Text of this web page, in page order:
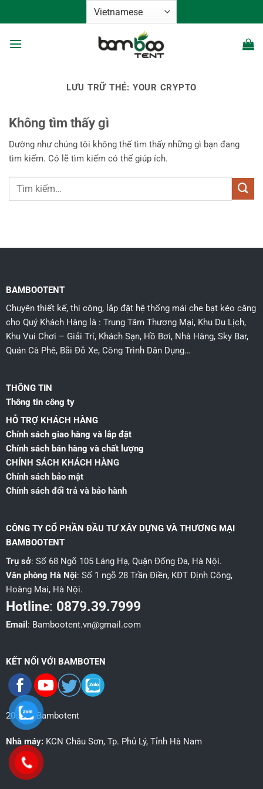
dung
LƯU TRỮ THẺ: YOUR CRYPTO
Không tìm thấy gì
Dường như chúng tôi không thể tìm thấy những gì bạn đang
tìm kiếm. Có lẽ tìm kiếm có thể giúp ích.
BAMBOOTENT
Chuyên thiết kế, thi công, lắp đặt hệ thống mái che bạt kéo căng
cho Quý Khách Hàng là : Trung Tâm Thương Mại, Khu Du Lịch,
Khu Vui Chơi – Giải Trí, Khách Sạn, Hồ Bơi, Nhà Hàng, Sky Bar,
Quán Cà Phê, Bãi Đỗ Xe, Công Trình Dân Dụng…
THÔNG TIN
Thông tin công ty
HỖ TRỢ KHÁCH HÀNG
Chính sách giao hàng và lắp đặt
Chính sách bán hàng và chất lượng
CHÍNH SÁCH KHÁCH HÀNG
Chính sách bảo mật
Chính sách đổi trả và bảo hành
CÔNG TY CỔ PHẦN ĐẦU TƯ XÂY DỰNG VÀ THƯƠNG MẠI
BAMBOOTENT
Trụ sở: Số 68 Ngõ 105 Láng Hạ, Quận Đống Đa, Hà Nội.
Văn phòng Hà Nội: Số 1 ngõ 28 Trần Điền, KĐT Định Công,
Hoàng Mai, Hà Nội.
Hotline: 0879.39.7999
Email : Bambootent.vn@gmail.com
KẾT NỐI VỚI BAMBOTEN
2026 © Bambotent
Nhà máy:KCN Châu Sơn, Tp. Phủ Lý, Tỉnh Hà Nam